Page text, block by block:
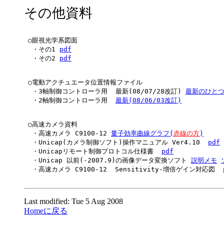
その他資料
○眼視光学系図面
  ・その1
pdf
  ・その2
pdf
○電動アクチュエータ位置情報ファイル
  ・3軸制御コントローラ用  最新(08/07/28改訂)
最新のひと
  ・2軸制御コントローラ用
最新(08/06/03改訂)
○高速カメラ資料
  ・高速カメラ C9100-12
量子効率曲線グラフ( 赤線の方)
  ・Unicap(カメラ制御ソフト)操作マニュアル Ver4.10
pdf
  ・Unicapリモート制御プロトコル仕様書
pdf
  ・Unicap 以前(-2007.9)の画像データ変換ソフト
説明メモ
  ・高速カメラ C9100-12  Sensitivity-増倍ゲイン対応図
Last modified: Tue 5 Aug 2008
Homeに戻る